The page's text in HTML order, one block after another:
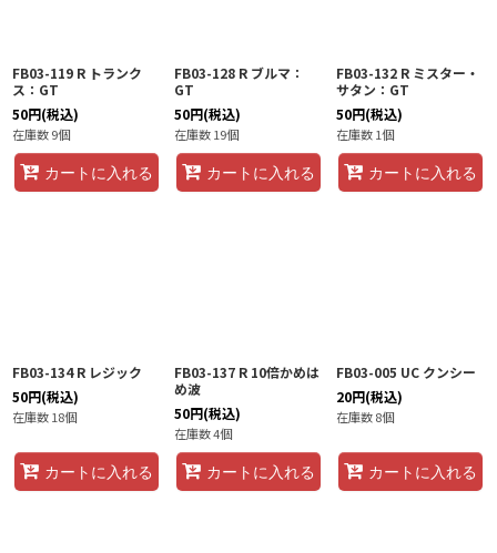
FB03-119 R トランク
ス：GT
50円(税込)
在庫数 9個
カートに入れる
FB03-128 R ブルマ：
GT
50円(税込)
在庫数 19個
カートに入れる
FB03-132 R ミスター・
サタン：GT
50円(税込)
在庫数 1個
カートに入れる
FB03-134 R レジック
50円(税込)
在庫数 18個
カートに入れる
FB03-137 R 10倍かめは
め波
50円(税込)
在庫数 4個
カートに入れる
FB03-005 UC クンシー
20円(税込)
在庫数 8個
カートに入れる